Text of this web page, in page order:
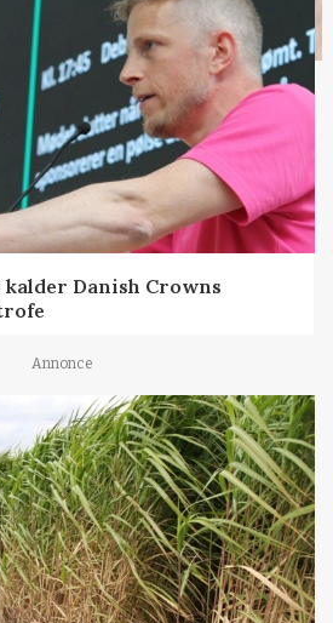
Danish Crowns
Annonce